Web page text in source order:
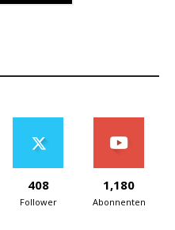
408
Follower
1,180
Abonnenten